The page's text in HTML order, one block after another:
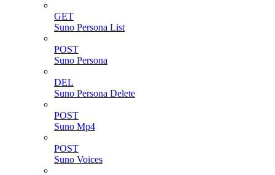
GET
Suno Persona List
POST
Suno Persona
DEL
Suno Persona Delete
POST
Suno Mp4
POST
Suno Voices